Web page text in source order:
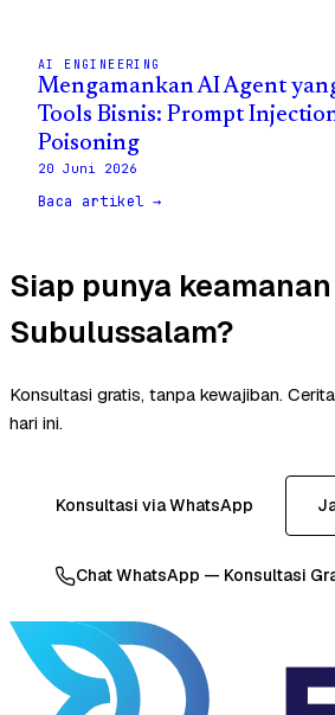
AI ENGINEERING
Mengamankan AI Agent
Tools Bisnis: Prompt
Poisoning
20 Juni 2026
Baca artikel →
Siap punya
Subulussalam?
Konsultasi gratis, tanpa kewajiban.
hari ini.
Konsultasi via WhatsApp
Chat WhatsApp — Konsultasi